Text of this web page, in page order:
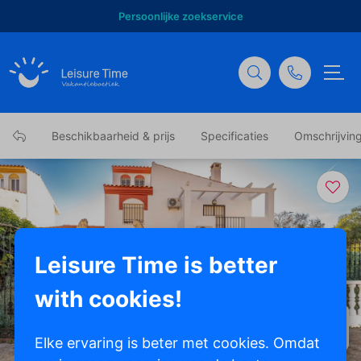
Persoonlijke zoekservice
Beschikbaarheid & prijs Specificaties
Leisure Time is better
with cookies!
Elke ervaring is beter met cookies. Omdat